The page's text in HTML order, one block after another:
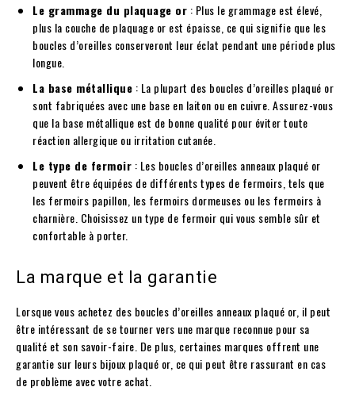
Le grammage du plaquage or : Plus le grammage est élevé,
plus la couche de plaquage or est épaisse, ce qui signifie que les
boucles d’oreilles conserveront leur éclat pendant une période plus
longue.
La base métallique : La plupart des boucles d’oreilles plaqué or
sont fabriquées avec une base en laiton ou en cuivre. Assurez-vous
que la base métallique est de bonne qualité pour éviter toute
réaction allergique ou irritation cutanée.
Le type de fermoir : Les boucles d’oreilles anneaux plaqué or
peuvent être équipées de différents types de fermoirs, tels que
les fermoirs papillon, les fermoirs dormeuses ou les fermoirs à
charnière. Choisissez un type de fermoir qui vous semble sûr et
confortable à porter.
La marque et la garantie
Lorsque vous achetez des boucles d’oreilles anneaux plaqué or, il peut
être intéressant de se tourner vers une marque reconnue pour sa
qualité et son savoir-faire. De plus, certaines marques offrent une
garantie sur leurs bijoux plaqué or, ce qui peut être rassurant en cas
de problème avec votre achat.